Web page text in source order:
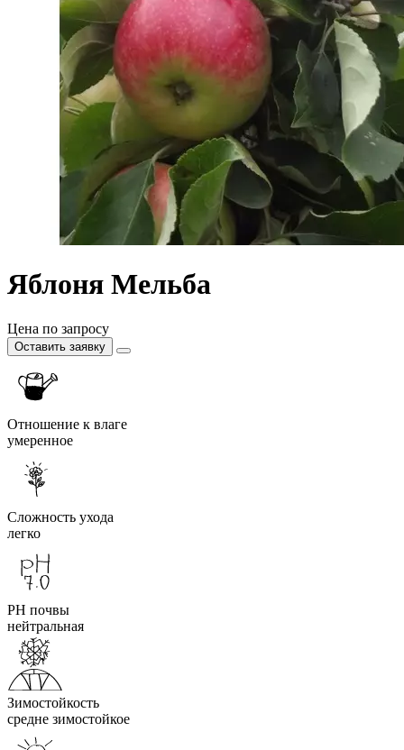
Яблоня Мельба
Цена по запросу
Оставить заявку
Отношение к влаге
умеренное
Сложность ухода
легко
PH почвы
нейтральная
Зимостойкость
средне зимостойкое